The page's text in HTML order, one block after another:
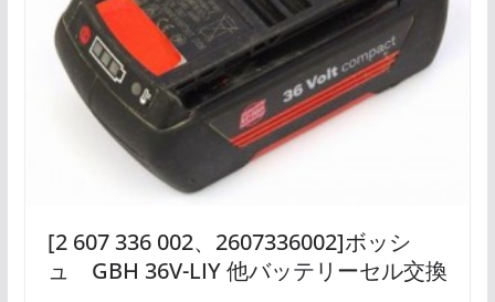
[2 607 336 002、2607336002]ボッシ
ュ GBH 36V-LIY 他バッテリーセル交換